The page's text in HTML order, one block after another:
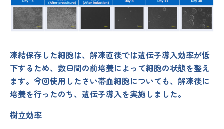
凍結保存した細胞は、解凍直後では遺伝子導入効率が低
下するため、数日間の前培養によって細胞の状態を整え
ます。今回使用したさい帯血細胞についても、解凍後に
培養を行ったのち、遺伝子導入を実施しました。
樹立効率